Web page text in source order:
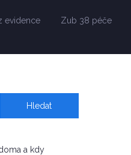
evidence Zub 38 péče
a kdy